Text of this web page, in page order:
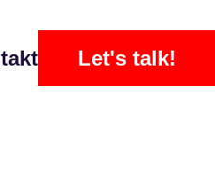
Let's talk!